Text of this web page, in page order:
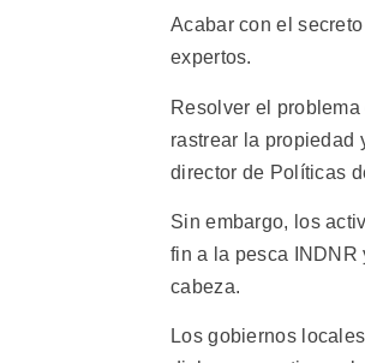
Acabar con el
expertos.
Resolver el
rastrear la propiedad
director de Políticas
Sin embargo, los
fin a la pesca INDNR
cabeza.
Los gobiernos